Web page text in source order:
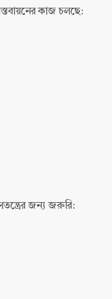
কাজ চলছে:
জন্য জরুরি: